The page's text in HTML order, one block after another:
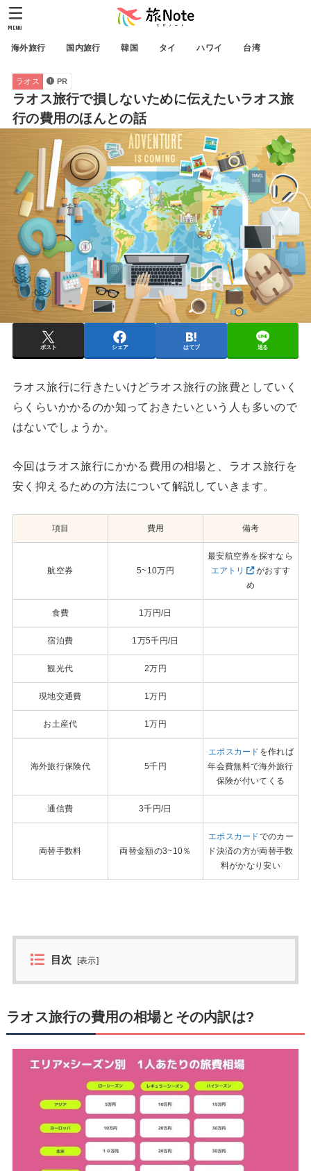
海外旅行 国内旅行 韓国 タイ ハワイ 台湾
MENU
ラオス PR
ラオス旅行で損しないために伝えたいラオス旅
行の費用のほんとの話
ポスト シェア はてブ 送る
ラオス旅行に行きたいけどラオス旅行の旅費としていく
らくらいかかるのか知っておきたいという人も多いので
はないでしょうか。
今回はラオス旅行にかかる費用の相場と、ラオス旅行を
安く抑えるための方法について解説していきます。
項目 費用 備考
航空券 5~10万円
最安航空券を探すなら
エアトリ
がおすす
め
食費 1万円/日
宿泊費 1万5千円/日
観光代 2万円
現地交通費 1万円
お土産代 1万円
海外旅行保険代 5千円
エポスカード を作れば
年会費無料で海外旅行
保険が付いてくる
通信費 3千円/日
両替手数料 両替金額の3~10％
エポスカードでのカー
ド決済の方が両替手数
料がかなり安い
目次 [表示]
ラオス旅行の費用の相場とその内訳は?